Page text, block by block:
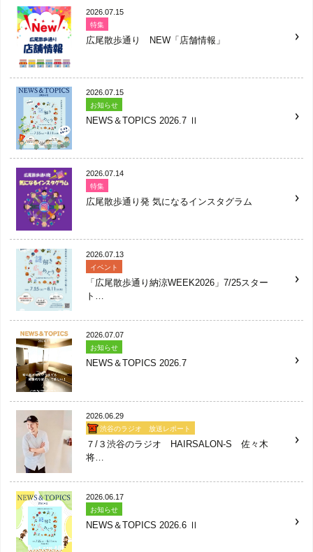
2026.07.15
特集
広尾散歩通り NEW「店舗情報」
2026.07.15
お知らせ
NEWS＆TOPICS 2026.7 Ⅱ
2026.07.14
特集
広尾散歩通り発 気になるインスタグラム
2026.07.13
イベント
「広尾散歩通り納涼WEEK2026」7/25スター
ト…
2026.07.07
お知らせ
NEWS＆TOPICS 2026.7
2026.06.29
渋谷のラジオ 放送レポート
７/３渋谷のラジオ HAIRSALON-S 佐々木
将…
2026.06.17
お知らせ
NEWS＆TOPICS 2026.6 Ⅱ